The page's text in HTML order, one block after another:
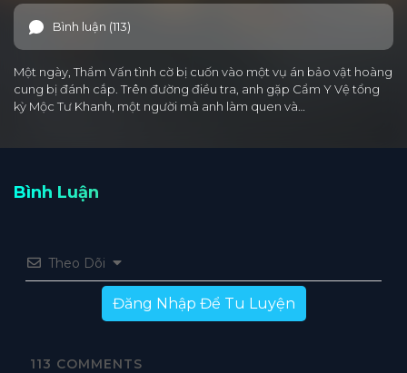
Bình luận (113)
Một ngày, Thẩm Vấn tình cờ bị cuốn vào một vụ án bảo vật hoàng
cung bị đánh cắp. Trên đường điều tra, anh gặp Cẩm Y Vệ tổng
kỳ Mộc Tư Khanh, một người mà anh làm quen và…
Bình Luận
Theo Dõi
Đăng Nhập Để Tu Luyện
113 COMMENTS